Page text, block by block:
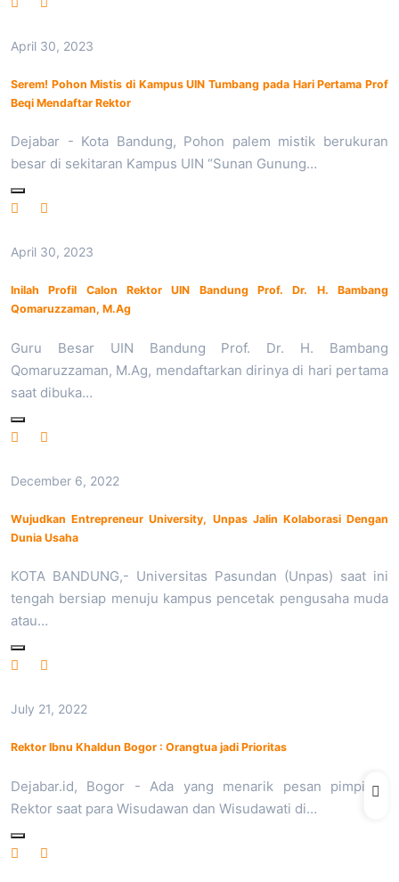
April 30, 2023
Serem! Pohon Mistis di Kampus UIN Tumbang pada Hari Pertama Prof
Beqi Mendaftar Rektor
Dejabar - Kota Bandung, Pohon palem mistik berukuran
besar di sekitaran Kampus UIN “Sunan Gunung…
April 30, 2023
Inilah Profil Calon Rektor UIN Bandung Prof. Dr. H. Bambang
Qomaruzzaman, M.Ag
Guru Besar UIN Bandung Prof. Dr. H. Bambang
Qomaruzzaman, M.Ag, mendaftarkan dirinya di hari pertama
saat dibuka…
December 6, 2022
Wujudkan Entrepreneur University, Unpas Jalin Kolaborasi Dengan
Dunia Usaha
KOTA BANDUNG,- Universitas Pasundan (Unpas) saat ini
tengah bersiap menuju kampus pencetak pengusaha muda
atau…
July 21, 2022
Rektor Ibnu Khaldun Bogor : Orangtua jadi Prioritas
Dejabar.id, Bogor - Ada yang menarik pesan pimpinan
Rektor saat para Wisudawan dan Wisudawati di…